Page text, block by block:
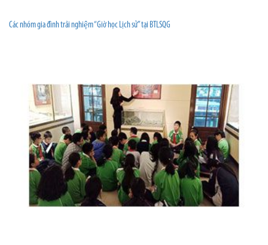
Các nhóm gia đình trải nghiệm “Giờ học Lịch sử” tại BTLSQG